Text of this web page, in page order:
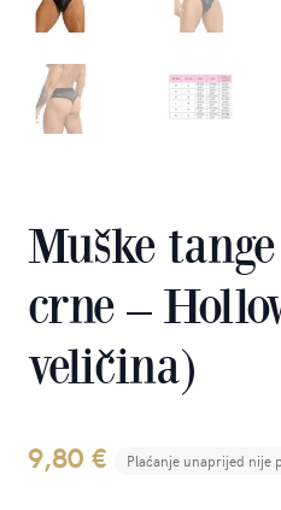
Muške
crne –
veličina)
9,80 € Plaćanje unaprijed nije